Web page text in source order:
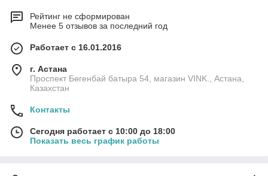
Рейтинг не сформирован
Менее 5 отзывов за последний год
Работает с 16.01.2016
г. Астана
Проспект Бөгенбай батыра 54, магазин VINK., Астана,
Казахстан
Контакты
Сегодня работает с 10:00 до 18:00
Показать весь график работы